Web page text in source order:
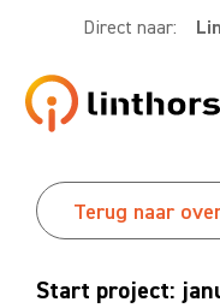
Direct naar:
Terug naar
Start project: